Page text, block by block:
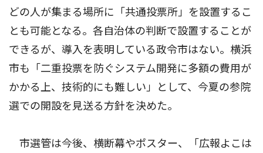
どの人が集まる場所に「共通投票所」を設置するこ
とも可能となる。各自治体の判断で設置することが
できるが、導入を表明している政令市はない。横浜
市も「二重投票を防ぐシステム開発に多額の費用が
かかる上、技術的にも難しい」として、今夏の参院
選での開設を見送る方針を決めた。
市選管は今後、横断幕やポスター、「広報よこは